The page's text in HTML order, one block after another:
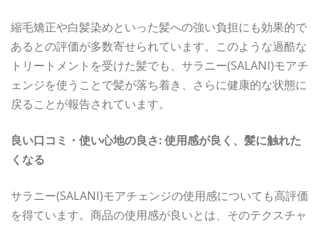
縮毛矯正や白髪染めといった髪への強い負担にも効果的で
あるとの評価が多数寄せられています。このような過酷な
トリートメントを受けた髪でも、サラニー(SALANI)モアチ
ェンジを使うことで髪が落ち着き、さらに健康的な状態に
戻ることが報告されています。
良い口コミ・使い心地の良さ: 使用感が良く、髪に触れた
くなる
サラニー(SALANI)モアチェンジの使用感についても高評価
を得ています。商品の使用感が良いとは、そのテクスチャ